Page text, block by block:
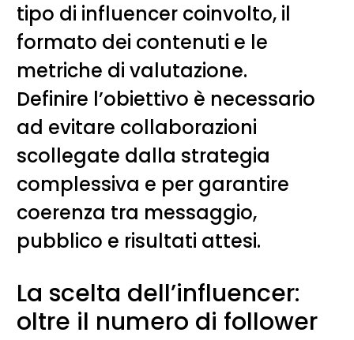
tipo di influencer coinvolto, il
formato dei contenuti e le
metriche di valutazione.
Definire l’obiettivo è necessario
ad evitare collaborazioni
scollegate dalla strategia
complessiva e per garantire
coerenza tra messaggio,
pubblico e risultati attesi.
La scelta dell’influencer:
oltre il numero di follower